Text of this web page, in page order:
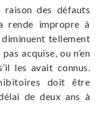
des défauts
rende impropre à
diminuent tellement
acquise, ou n’en
les avait connus.
doit être
de deux ans à